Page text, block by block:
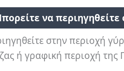
να περιηγηθείτε
στην περιοχή
ή γραφική περιοχή της